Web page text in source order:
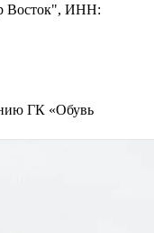
Восток", ИНН:
ГК «Обувь